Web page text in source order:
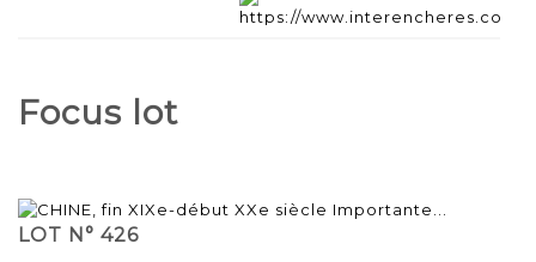
Focus lot
LOT N° 426